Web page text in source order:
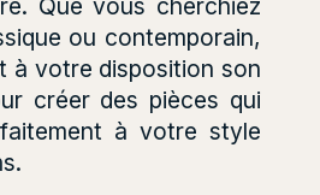
Que vous cherchiez
ou contemporain,
à votre disposition son
créer des pièces qui
à votre style